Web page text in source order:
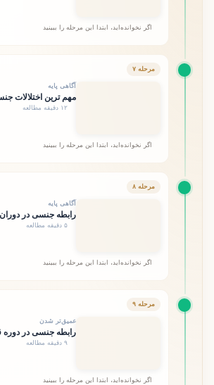
اگر نخوانده‌اید، ابتدا این مرحله را ببینید
مرحله ۷
آگاهی پایه
مهم ترین اختلالات
۱۲ دقیقه مطالعه
اگر نخوانده‌اید، ابتدا این مرحله را ببینید
مرحله ۸
آگاهی پایه
رابطه جنسی در دوران
۵ دقیقه مطالعه
اگر نخوانده‌اید، ابتدا این مرحله را ببینید
مرحله ۹
عمیق‌تر شدن
رابطه جنسی در دوره
۹ دقیقه مطالعه
اگر نخوانده‌اید، ابتدا این مرحله را ببینید